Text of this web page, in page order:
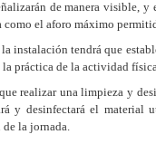
de manera visible, y
como el aforo máximo
instalación tendrá que
la práctica de la actividad
realizar una limpieza y
y desinfectará el material
la jornada.